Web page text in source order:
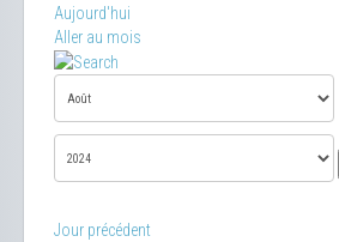
Aujourd'hui
Aller au mois
Jour précédent